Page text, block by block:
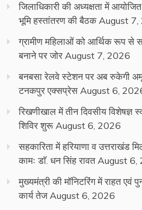
जिलाधिकारी की अध्यक्षता में
भूमि हस्तांतरण की बैठक August 7,
ग्रामीण महिलाओं को आर्थिक रूप से
बनाने पर जोर August 7, 2026
बनबसा रेलवे स्टेशन पर अब रुकेगी
टनकपुर एक्सप्रेस August 6,
रिखणीखाल में तीन दिवसीय विशेषज्ञ
शिविर शुरू August 6, 2026
सहकारिता में हरियाणा व उत्तराखंड
कामः डाॅ. धन सिंह रावत August 6,
मुख्यमंत्री की मॉनिटरिंग में राहत एवं
कार्य तेज August 6, 2026